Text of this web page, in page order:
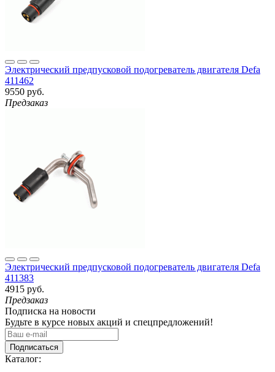
Электрический предпусковой подогреватель двигателя Defa
411462
9550 руб.
Предзаказ
Электрический предпусковой подогреватель двигателя Defa
411383
4915 руб.
Предзаказ
Подписка на новости
Будьте в курсе новых акций и спецпредложений!
Подписаться
Каталог: